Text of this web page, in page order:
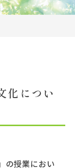
化につい
の授業におい